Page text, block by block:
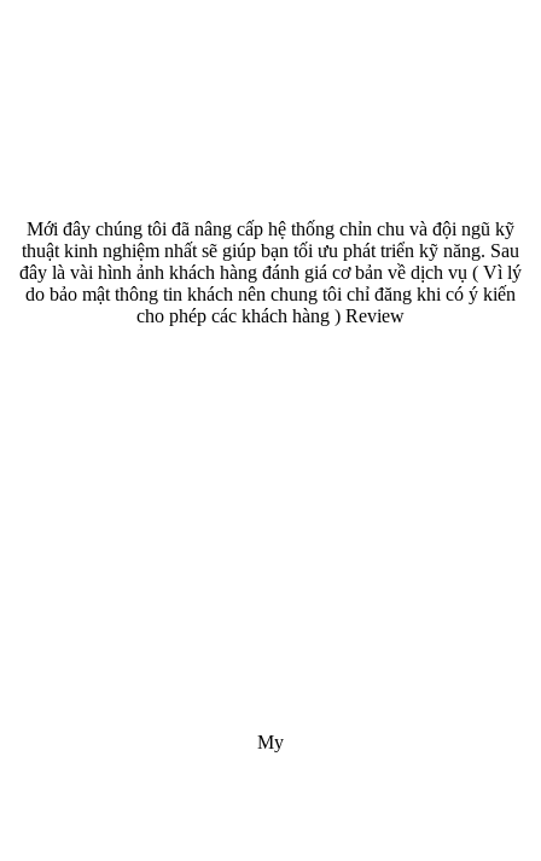
Mới đây chúng tôi đã nâng cấp hệ thống chỉn chu và đội ngũ kỹ
thuật kinh nghiệm nhất sẽ giúp bạn tối ưu phát triển kỹ năng. Sau
đây là vài hình ảnh khách hàng đánh giá cơ bản về dịch vụ ( Vì lý
do bảo mật thông tin khách nên chung tôi chỉ đăng khi có ý kiến
cho phép các khách hàng ) Review
My